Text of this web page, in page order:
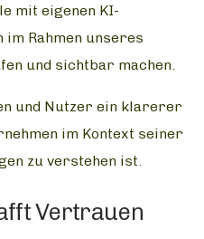
mit eigenen KI-
im Rahmen unseres
und sichtbar machen.
und Nutzer ein klarerer
im Kontext seiner
zu verstehen ist.
Vertrauen